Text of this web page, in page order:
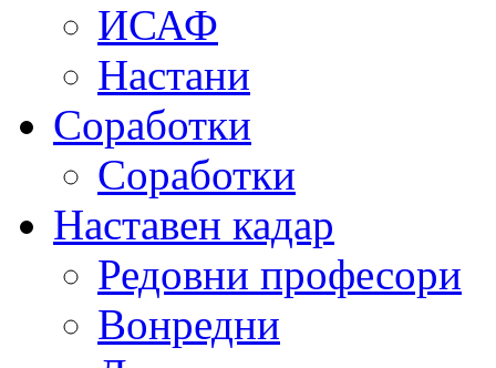
ИСАФ
Настани
Соработки
Соработки
Наставен кадар
Редовни професори
Вонредни